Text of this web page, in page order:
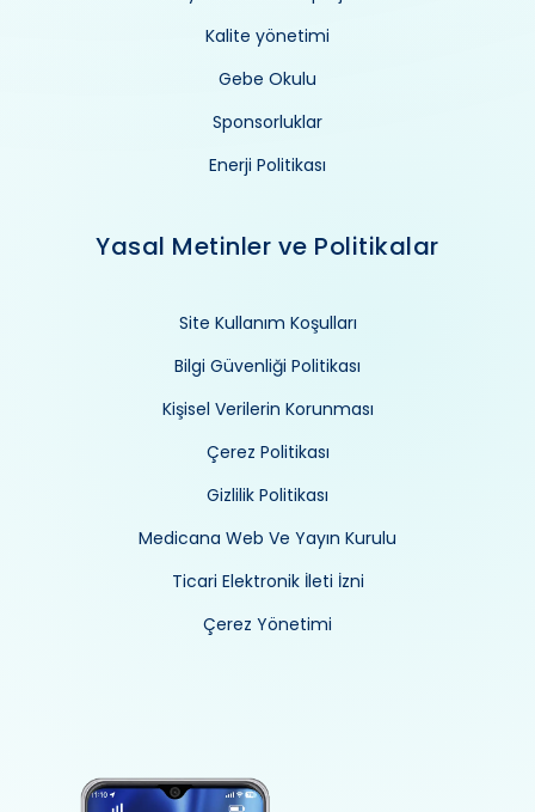
Kalite yönetimi
Gebe Okulu
Sponsorluklar
Enerji Politikası
Yasal Metinler ve Politikalar
Site Kullanım Koşulları
Bilgi Güvenliği Politikası
Kişisel Verilerin Korunması
Çerez Politikası
Gizlilik Politikası
Medicana Web Ve Yayın Kurulu
Ticari Elektronik İleti İzni
Çerez Yönetimi